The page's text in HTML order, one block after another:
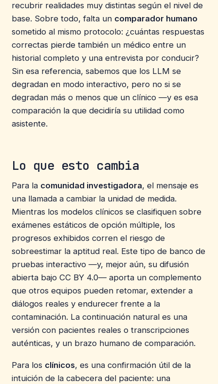
recubrir realidades muy distintas según el nivel de
base. Sobre todo, falta un comparador humano
sometido al mismo protocolo: ¿cuántas respuestas
correctas pierde también un médico entre un
historial completo y una entrevista por conducir?
Sin esa referencia, sabemos que los LLM se
degradan en modo interactivo, pero no si se
degradan más o menos que un clínico —y es esa
comparación la que decidiría su utilidad como
asistente.
Lo que esto cambia
Para la comunidad investigadora, el mensaje es
una llamada a cambiar la unidad de medida.
Mientras los modelos clínicos se clasifiquen sobre
exámenes estáticos de opción múltiple, los
progresos exhibidos corren el riesgo de
sobreestimar la aptitud real. Este tipo de banco de
pruebas interactivo —y, mejor aún, su difusión
abierta bajo CC BY 4.0— aporta un complemento
que otros equipos pueden retomar, extender a
diálogos reales y endurecer frente a la
contaminación. La continuación natural es una
versión con pacientes reales o transcripciones
auténticas, y un brazo humano de comparación.
Para los clínicos, es una confirmación útil de la
intuición de la cabecera del paciente: una